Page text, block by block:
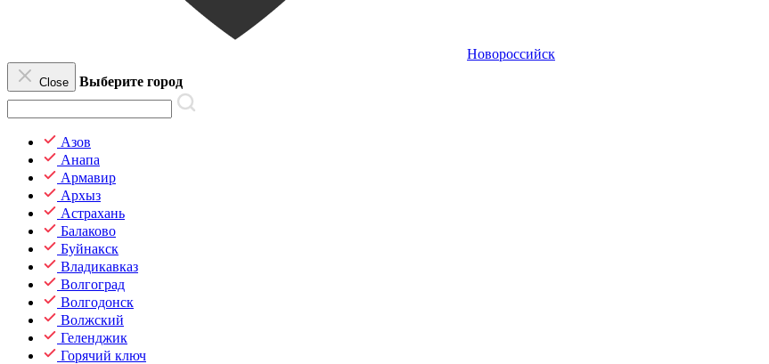
Новороссийск
Close Выберите город
Азов
Анапа
Армавир
Архыз
Астрахань
Балаково
Буйнакск
Владикавказ
Волгоград
Волгодонск
Волжский
Геленджик
Горячий ключ